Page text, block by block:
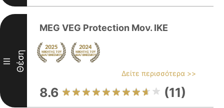
III Θέση
MEG VEG Protection Μον. ΙΚΕ
Δείτε περισσότερα >>
8.6 (11)